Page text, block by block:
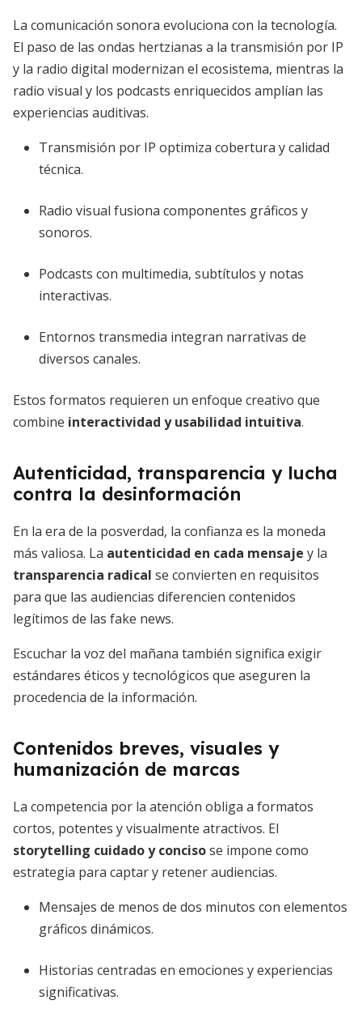
La comunicación sonora evoluciona con la tecnología.
El paso de las ondas hertzianas a la transmisión por IP
y la radio digital modernizan el ecosistema, mientras la
radio visual y los podcasts enriquecidos amplían las
experiencias auditivas.
Transmisión por IP optimiza cobertura y calidad
técnica.
Radio visual fusiona componentes gráficos y
sonoros.
Podcasts con multimedia, subtítulos y notas
interactivas.
Entornos transmedia integran narrativas de
diversos canales.
Estos formatos requieren un enfoque creativo que
combine interactividad y usabilidad intuitiva.
Autenticidad, transparencia y lucha
contra la desinformación
En la era de la posverdad, la confianza es la moneda
más valiosa. La autenticidad en cada mensaje y la
transparencia radical se convierten en requisitos
para que las audiencias diferencien contenidos
legítimos de las fake news.
Escuchar la voz del mañana también significa exigir
estándares éticos y tecnológicos que aseguren la
procedencia de la información.
Contenidos breves, visuales y
humanización de marcas
La competencia por la atención obliga a formatos
cortos, potentes y visualmente atractivos. El
storytelling cuidado y concisose impone como
estrategia para captar y retener audiencias.
Mensajes de menos de dos minutos con elementos
gráficos dinámicos.
Historias centradas en emociones y experiencias
significativas.